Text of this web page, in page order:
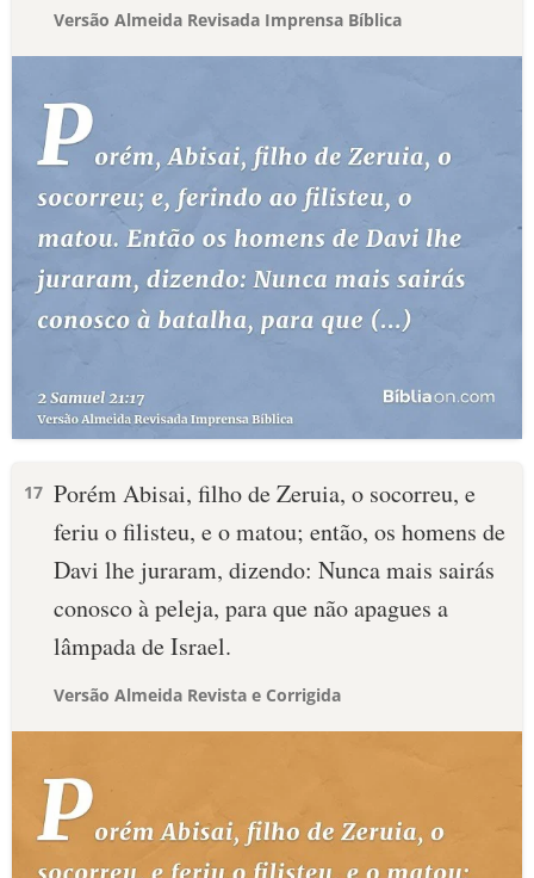
Versão Almeida Revisada Imprensa Bíblica
17 Porém Abisai, filho de Zeruia, o socorreu, e
feriu o filisteu, e o matou; então, os homens de
Davi lhe juraram, dizendo: Nunca mais sairás
conosco à peleja, para que não apagues a
lâmpada de Israel.
Versão Almeida Revista e Corrigida